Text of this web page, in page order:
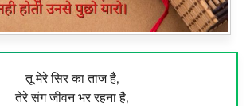
तू मेरे सिर का ताज है,
तेरे संग जीवन भर रहना है,